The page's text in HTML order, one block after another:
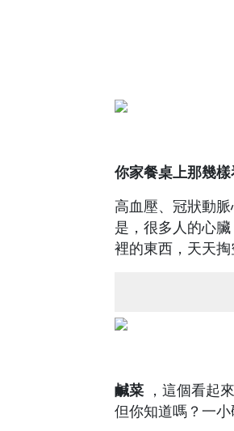
你家餐桌上那幾
高血壓、冠狀動
是，很多人的心
裡的東西，天天掏
鹹菜 ，這個看起
但你知道嗎？一